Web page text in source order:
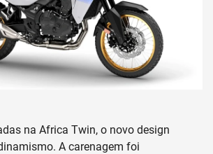
na Africa Twin, o novo design
A carenagem foi